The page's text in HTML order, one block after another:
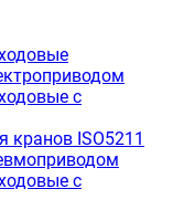
с
кранов ISO5211
с